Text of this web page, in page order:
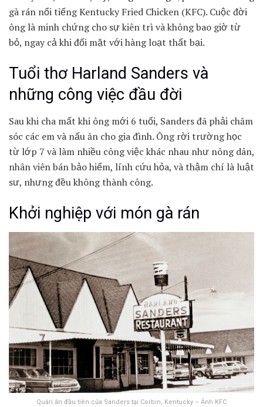
gà rán nổi tiếng Kentucky Fried Chicken (KFC). Cuộc đời
ông là minh chứng cho sự kiên trì và không bao giờ từ
bỏ, ngay cả khi đối mặt với hàng loạt thất bại.
Tuổi thơ Harland Sanders và
những công việc đầu đời
Sau khi cha mất khi ông mới 6 tuổi, Sanders đã phải chăm
sóc các em và nấu ăn cho gia đình. Ông rời trường học
từ lớp 7 và làm nhiều công việc khác nhau như nông dân,
nhân viên bán bảo hiểm, lính cứu hỏa, và thậm chí là luật
sư, nhưng đều không thành công.
Khởi nghiệp với món gà rán
Quán ăn đầu tiên của Sanders tại Corbin, Kentucky – Ảnh KFC